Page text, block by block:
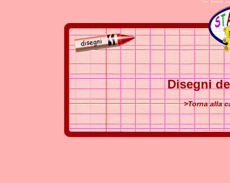
Disegni
>Torna alla